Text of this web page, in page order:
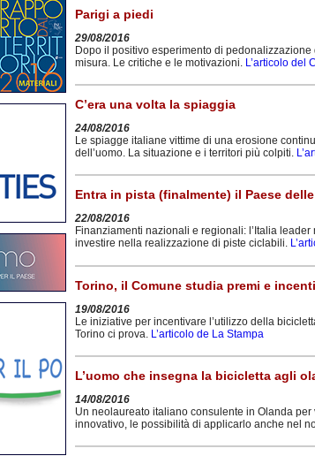
Parigi a piedi
29/08/2016
Dopo il positivo esperimento di
misura. Le critiche e le motivazioni. L’articolo del
C’era una volta la spiaggia
24/08/2016
Le spiagge italiane vittime di una erosione
dell’uomo. La situazione e i territori più colpiti.
Entra in pista (finalmente) il Paese
22/08/2016
Finanziamenti nazionali e regionali: l’Italia
investire nella realizzazione di piste ciclabili.
Torino, il Comune studia premi e
19/08/2016
Le iniziative per incentivare l’utilizzo della
Torino ci prova. L’articolo de La Stampa
L’uomo che insegna la bicicletta agli
14/08/2016
Un neolaureato italiano consulente in Olanda
innovativo, le possibilità di applicarlo anche nel